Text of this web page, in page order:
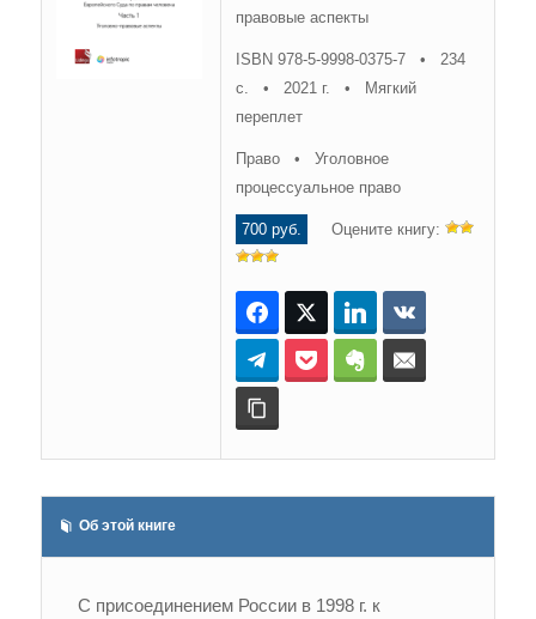
правовые аспекты
ISBN 978-5-9998-0375-7 • 234
с. • 2021 г. • Мягкий
переплет
Право • Уголовное
процессуальное право
700 руб. Оцените книгу:
FacebookTwitter LinkedIn
TelegramPocket Evernote
Об этой книге
С присоединением России в 1998 г. к